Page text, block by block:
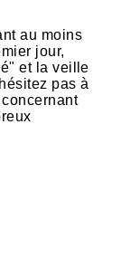
au moins
jour,
et la veille
pas à